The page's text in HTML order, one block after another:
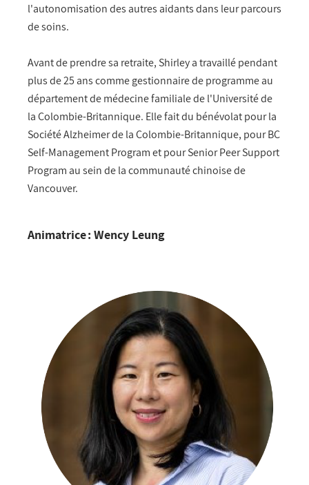
l'autonomisation des autres aidants dans leur parcours
de soins.
Avant de prendre sa retraite, Shirley a travaillé pendant
plus de 25 ans comme gestionnaire de programme au
département de médecine familiale de l'Université de
la Colombie-Britannique. Elle fait du bénévolat pour la
Société Alzheimer de la Colombie-Britannique, pour BC
Self-Management Program et pour Senior Peer Support
Program au sein de la communauté chinoise de
Vancouver.
Animatrice : Wency Leung